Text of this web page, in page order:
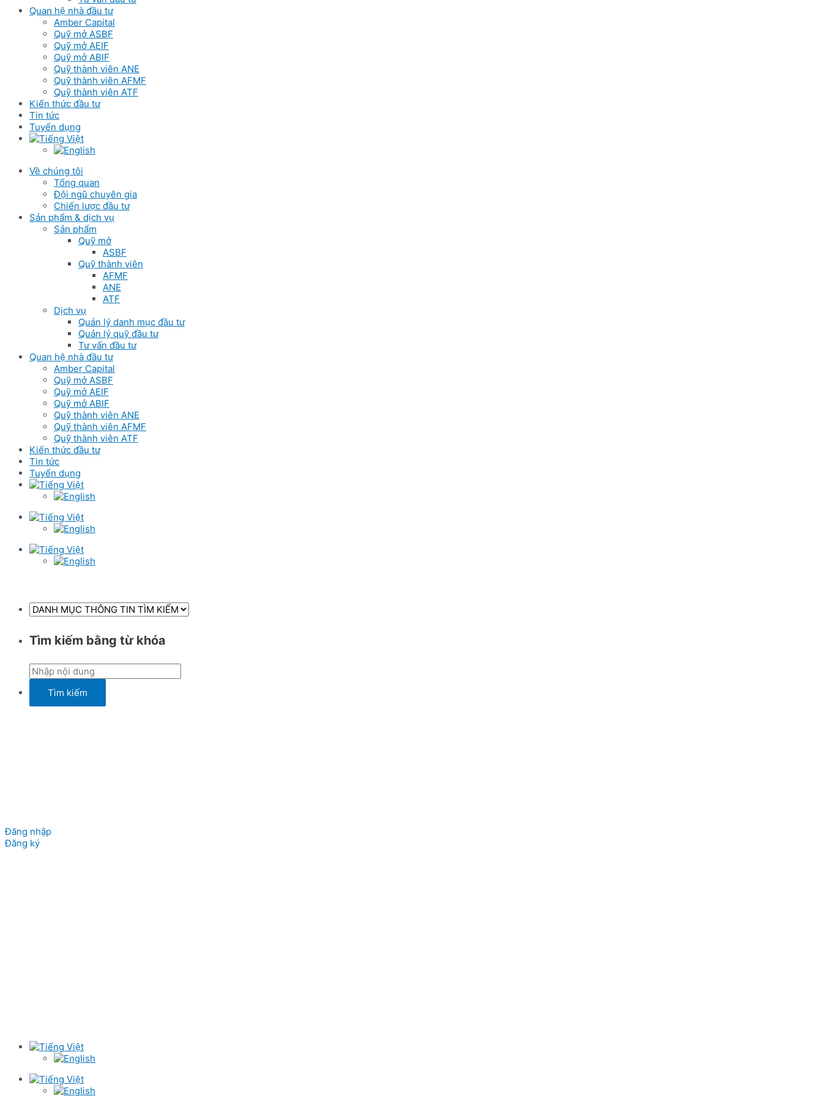
Quan hệ nhà đầu tư
Amber Capital
Quỹ mở ASBF
Quỹ mở AEIF
Quỹ mở ABIF
Quỹ thành viên ANE
Quỹ thành viên AFMF
Quỹ thành viên ATF
Kiến thức đầu tư
Tin tức
Tuyển dụng
Về chúng tôi
Tổng quan
Đội ngũ chuyên gia
Chiến lược đầu tư
Sản phẩm & dịch vụ
Sản phẩm
Quỹ mở
ASBF
Quỹ thành viên
AFMF
ANE
ATF
Dịch vụ
Quản lý danh mục đầu tư
Quản lý quỹ đầu tư
Tư vấn đầu tư
Quan hệ nhà đầu tư
Amber Capital
Quỹ mở ASBF
Quỹ mở AEIF
Quỹ mở ABIF
Quỹ thành viên ANE
Quỹ thành viên AFMF
Quỹ thành viên ATF
Kiến thức đầu tư
Tin tức
Tuyển dụng
Tìm kiếm bằng từ khóa
Đăng nhập
Đăng ký